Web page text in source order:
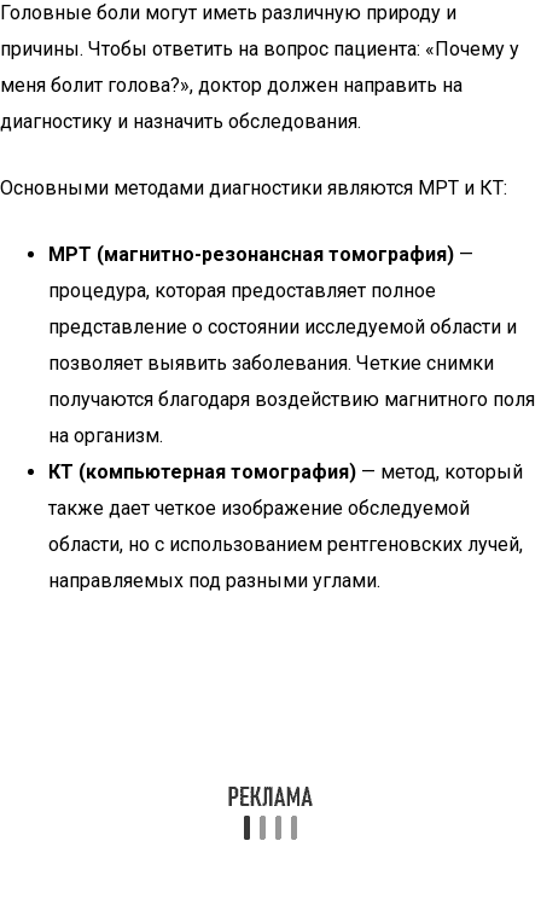
Головные боли могут иметь различную природу и
причины. Чтобы ответить на вопрос пациента: «Почему у
меня болит голова?», доктор должен направить на
диагностику и назначить обследования.
Основными методами диагностики являются МРТ и КТ:
МРТ (магнитно-резонансная томография) —
процедура, которая предоставляет полное
представление о состоянии исследуемой области и
позволяет выявить заболевания. Четкие снимки
получаются благодаря воздействию магнитного поля
на организм.
КТ (компьютерная томография) — метод, который
также дает четкое изображение обследуемой
области, но с использованием рентгеновских лучей,
направляемых под разными углами.